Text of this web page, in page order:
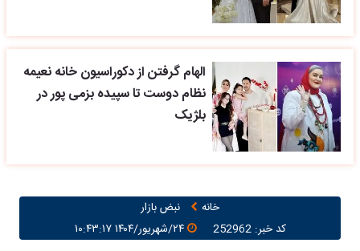
الهام گرفتن از دکوراسیون خانه نعیمه
نظام دوست تا سپیده بزمی پور در
بلژیک
خانه
نبض بازار
کد خبر: 252962
۲۴/شهریور/۱۴۰۴ ۱۰:۴۳:۱۷